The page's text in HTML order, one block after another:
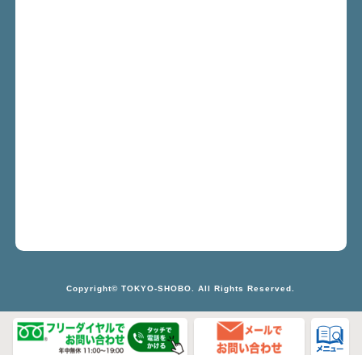
Copyright© TOKYO-SHOBO. All Rights Reserved.